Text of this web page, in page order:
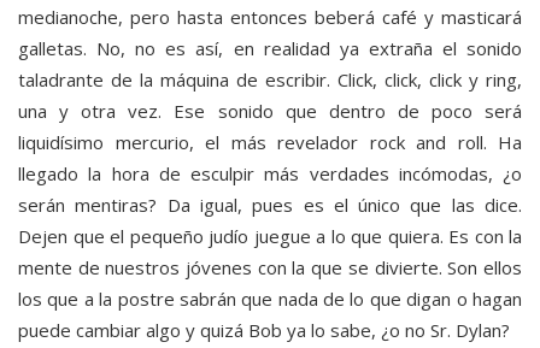
medianoche, pero hasta entonces beberá café y masticará
galletas. No, no es así, en realidad ya extraña el sonido
taladrante de la máquina de escribir. Click, click, click y ring,
una y otra vez. Ese sonido que dentro de poco será
liquidísimo mercurio, el más revelador rock and roll. Ha
llegado la hora de esculpir más verdades incómodas, ¿o
serán mentiras? Da igual, pues es el único que las dice.
Dejen que el pequeño judío juegue a lo que quiera. Es con la
mente de nuestros jóvenes con la que se divierte. Son ellos
los que a la postre sabrán que nada de lo que digan o hagan
puede cambiar algo y quizá Bob ya lo sabe, ¿o no Sr. Dylan?